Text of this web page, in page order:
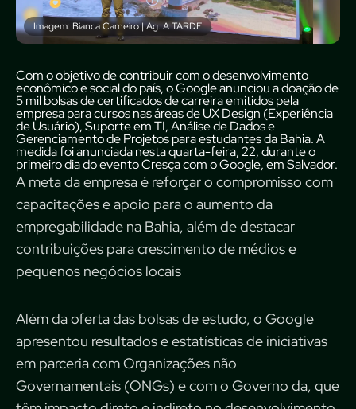
Imagem: Bianca Carneiro | Ag. A TARDE
Com o objetivo de contribuir com o desenvolvimento
econômico e social do país, o Google anunciou a doação de
5 mil bolsas de certificados de carreira emitidos pela
empresa para cursos nas áreas de UX Design (Experiência
de Usuário), Suporte em TI, Análise de Dados e
Gerenciamento de Projetos para estudantes da Bahia. A
medida foi anunciada nesta quarta-feira, 22, durante o
primeiro dia do evento Cresça com o Google, em Salvador.
A meta da empresa é reforçar o compromisso com
capacitações e apoio para o aumento da
empregabilidade na Bahia, além de destacar
contribuições para crescimento de médios e
pequenos negócios locais
Além da oferta das bolsas de estudo, o Google
apresentou resultados e estatísticas de iniciativas
em parceria com Organizações não
Governamentais (ONGs) e com o Governo da, que